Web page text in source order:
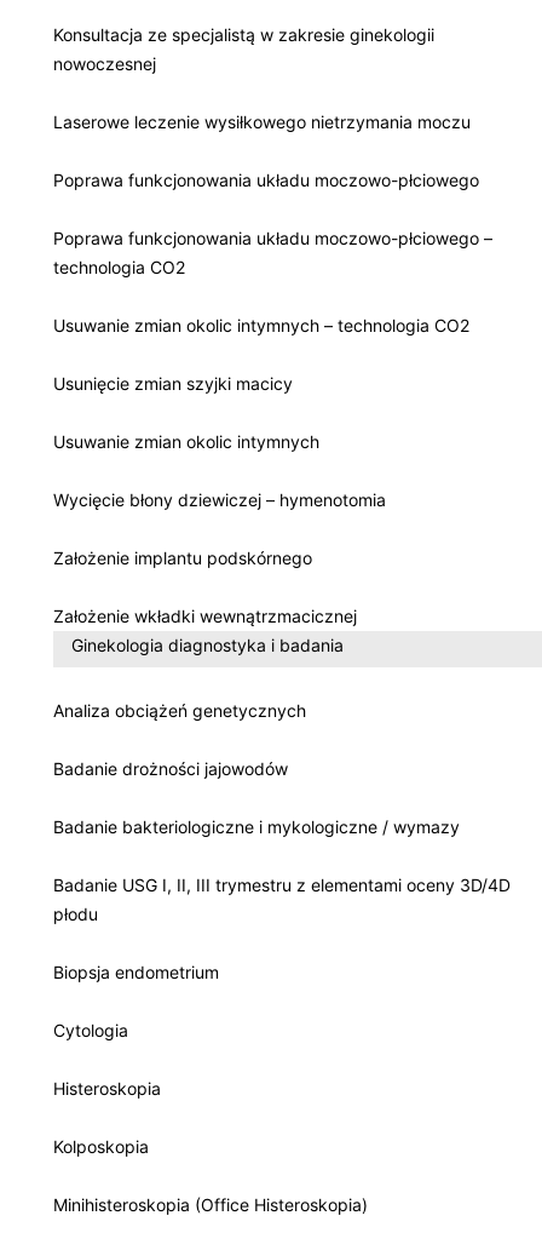
Konsultacja ze specjalistą w zakresie ginekologii
nowoczesnej
Laserowe leczenie wysiłkowego nietrzymania moczu
Poprawa funkcjonowania układu moczowo-płciowego
Poprawa funkcjonowania układu moczowo-płciowego –
technologia CO2
Usuwanie zmian okolic intymnych – technologia CO2
Usunięcie zmian szyjki macicy
Usuwanie zmian okolic intymnych
Wycięcie błony dziewiczej – hymenotomia
Założenie implantu podskórnego
Założenie wkładki wewnątrzmacicznej
Ginekologia diagnostyka i badania
Analiza obciążeń genetycznych
Badanie drożności jajowodów
Badanie bakteriologiczne i mykologiczne / wymazy
Badanie USG I, II, III trymestru z elementami oceny 3D/4D
płodu
Biopsja endometrium
Cytologia
Histeroskopia
Kolposkopia
Minihisteroskopia (Office Histeroskopia)